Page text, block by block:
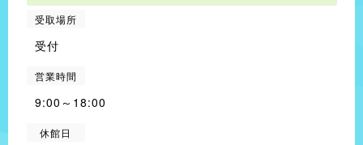
受取場所
受付
営業時間
9:00～18:00
休館日